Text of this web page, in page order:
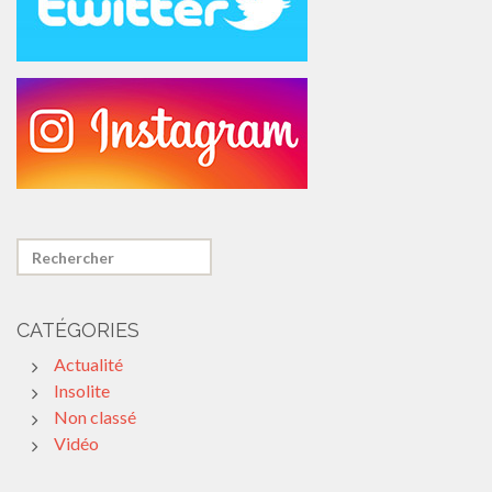
CATÉGORIES
Actualité
Insolite
Non classé
Vidéo